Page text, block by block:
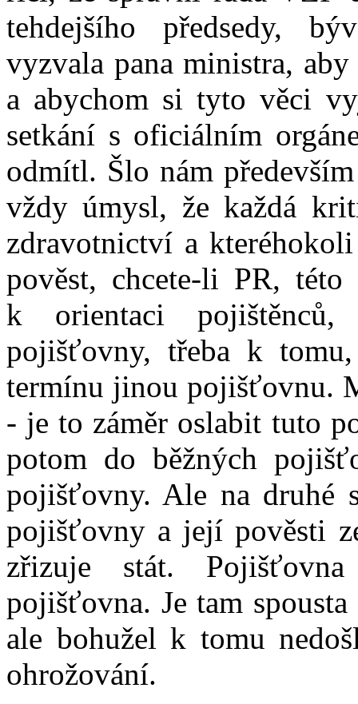
tehdejšího předsedy,
vyzvala pana ministra,
a abychom si tyto věci
setkání s oficiálním
odmítl. Šlo nám
vždy úmysl, že každá
zdravotnictví a
pověst, chcete-li PR,
k orientaci pojištěnců,
pojišťovny, třeba k
termínu jinou pojišťovnu.
- je to záměr oslabit tuto
potom do běžných
pojišťovny. Ale na druhé
pojišťovny a její pověsti
zřizuje stát.
pojišťovna. Je tam
ale bohužel k tomu
ohrožování.